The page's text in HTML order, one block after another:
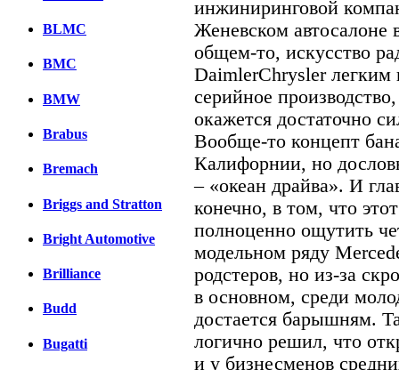
BLMC
BMC
BMW
Brabus
Bremach
Briggs and Stratton
Bright Automotive
Brilliance
Budd
Bugatti
инжиниринговой
Женевском автосалоне
общем-то, искусство
DaimlerChrysler легким
серийное
окажется достаточно
Вообще-то концепт
Калифорнии, но
– «океан драйва». И
конечно, в том, что
полноценно ощутить
модельном ряду
родстеров, но из-за
в основном, среди
достается барышням.
логично решил, что
и у бизнесменов